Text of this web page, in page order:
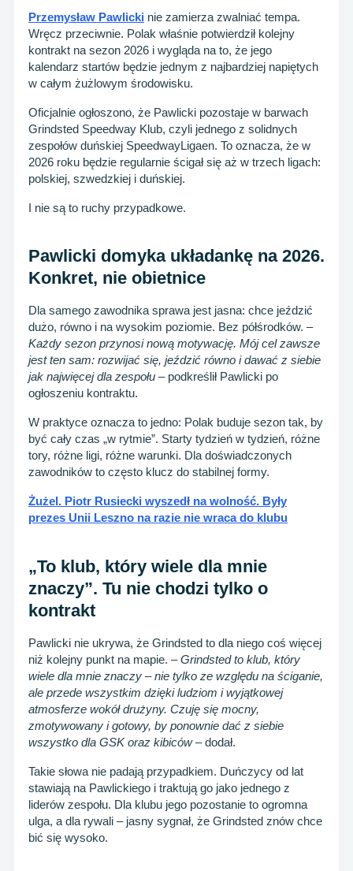
Przemysław Pawlicki nie zamierza zwalniać tempa.
Wręcz przeciwnie. Polak właśnie potwierdził kolejny
kontrakt na sezon 2026 i wygląda na to, że jego
kalendarz startów będzie jednym z najbardziej napiętych
w całym żużlowym środowisku.
Oficjalnie ogłoszono, że Pawlicki pozostaje w barwach
Grindsted Speedway Klub, czyli jednego z solidnych
zespołów duńskiej SpeedwayLigaen. To oznacza, że w
2026 roku będzie regularnie ścigał się aż w trzech ligach:
polskiej, szwedzkiej i duńskiej.
I nie są to ruchy przypadkowe.
Pawlicki domyka układankę na 2026.
Konkret, nie obietnice
Dla samego zawodnika sprawa jest jasna: chce jeździć
dużo, równo i na wysokim poziomie. Bez półśrodków. –
Każdy sezon przynosi nową motywację. Mój cel zawsze
jest ten sam: rozwijać się, jeździć równo i dawać z siebie
jak najwięcej dla zespołu – podkreślił Pawlicki po
ogłoszeniu kontraktu.
W praktyce oznacza to jedno: Polak buduje sezon tak, by
być cały czas „w rytmie”. Starty tydzień w tydzień, różne
tory, różne ligi, różne warunki. Dla doświadczonych
zawodników to często klucz do stabilnej formy.
Żużel. Piotr Rusiecki wyszedł na wolność. Były
prezes Unii Leszno na razie nie wraca do klubu
„To klub, który wiele dla mnie
znaczy”. Tu nie chodzi tylko o
kontrakt
Pawlicki nie ukrywa, że Grindsted to dla niego coś więcej
niż kolejny punkt na mapie. –Grindsted to klub, który
wiele dla mnie znaczy – nie tylko ze względu na ściganie,
ale przede wszystkim dzięki ludziom i wyjątkowej
atmosferze wokół drużyny. Czuję się mocny,
zmotywowany i gotowy, by ponownie dać z siebie
wszystko dla GSK oraz kibiców– dodał.
Takie słowa nie padają przypadkiem. Duńczycy od lat
stawiają na Pawlickiego i traktują go jako jednego z
liderów zespołu. Dla klubu jego pozostanie to ogromna
ulga, a dla rywali – jasny sygnał, że Grindsted znów chce
bić się wysoko.